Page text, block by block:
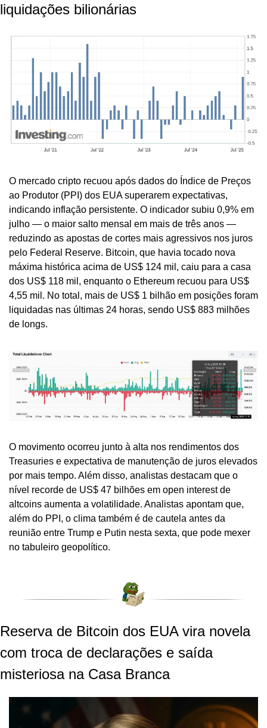
liquidações bilionárias
O mercado cripto recuou após dados do Índice de Preços
ao Produtor (PPI) dos EUA superarem expectativas,
indicando inflação persistente. O indicador subiu 0,9% em
julho — o maior salto mensal em mais de três anos —
reduzindo as apostas de cortes mais agressivos nos juros
pelo Federal Reserve. Bitcoin, que havia tocado nova
máxima histórica acima de US$ 124 mil, caiu para a casa
dos US$ 118 mil, enquanto o Ethereum recuou para US$
4,55 mil. No total, mais de US$ 1 bilhão em posições foram
liquidadas nas últimas 24 horas, sendo US$ 883 milhões
de longs.
O movimento ocorreu junto à alta nos rendimentos dos
Treasuries e expectativa de manutenção de juros elevados
por mais tempo. Além disso, analistas destacam que o
nível recorde de US$ 47 bilhões em open interest de
altcoins aumenta a volatilidade. Analistas apontam que,
além do PPI, o clima também é de cautela antes da
reunião entre Trump e Putin nesta sexta, que pode mexer
no tabuleiro geopolítico.
Reserva de Bitcoin dos EUA vira novela
com troca de declarações e saída
misteriosa na Casa Branca